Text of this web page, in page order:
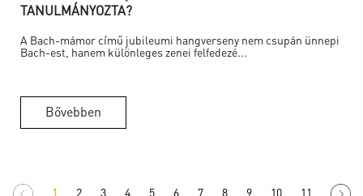
TANULMÁNYOZTA?
A Bach-mámor című jubileumi hangverseny nem csupán ünnepi
Bach-est, hanem különleges zenei felfedezé...
Bővebben
1 2 3 4 5 6 7 8 9 10 11